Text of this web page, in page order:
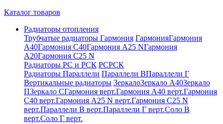
Каталог товаров
Радиаторы отопления
Трубчатые радиаторы Гармония ГармонияГармония
А40Гармония С40Гармония А25 NГармония
А20Гармония С25 N
Радиаторы РС и РСК РСРСК
Радиаторы Параллели Параллели ВПараллели Г
Вертикальные радиаторы ЗеркалоЗеркало А40Зеркало
ПЗеркало СГармония верт.Гармония А40 верт.Гармония
С40 верт.Гармония А25 N верт.Гармония С25 N
верт.Параллели В верт.Параллели Г верт.Соло В
верт.Соло Г верт.